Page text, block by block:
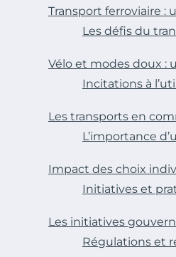
Transport ferroviaire :
Les défis du
Vélo et modes doux :
Incitations à
Les transports en
L’importance
Impact des choix
Initiatives et
Les initiatives
Régulations et